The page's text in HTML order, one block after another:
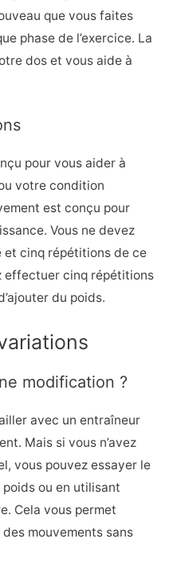
que vous faites
phase de l’exercice. La
dos et vous aide à
pour vous aider à
votre condition
est conçu pour
Vous ne devez
et cinq répétitions de ce
effectuer cinq répétitions
du poids.
modification ?
avec un entraîneur
Mais si vous n’avez
vous pouvez essayer le
ou en utilisant
Cela vous permet
des mouvements sans